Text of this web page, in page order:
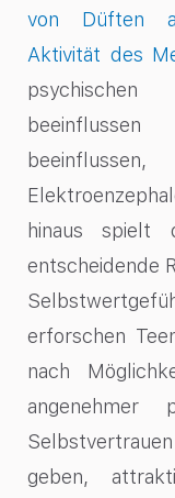
von Düften
Aktivität des
hinaus spielt
entscheidende
erforschen
nach
geben,